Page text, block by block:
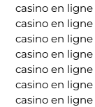
casino en ligne
casino en ligne
casino en ligne
casino en ligne
casino en ligne
casino en ligne
casino en ligne